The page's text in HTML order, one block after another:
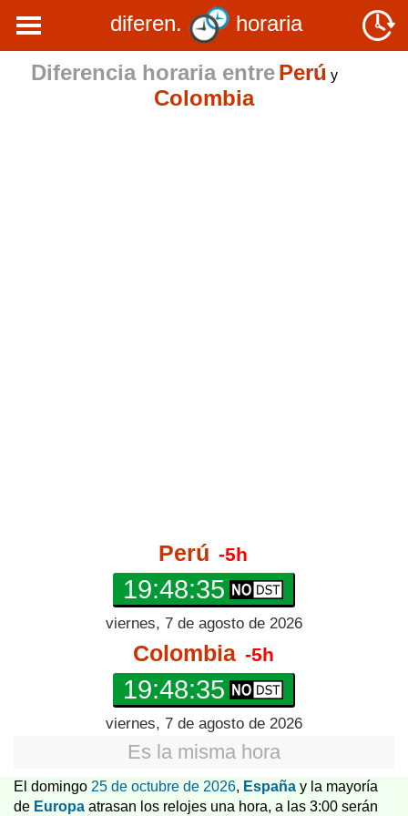
diferen.
horaria
Diferencia horaria entre Perú y
Colombia
Perú -5h
19:48:35
viernes, 7 de agosto de 2026
Colombia -5h
19:48:35
viernes, 7 de agosto de 2026
Es la misma hora
El domingo 25 de octubre de 2026, España y la mayoría
de Europa atrasan los relojes una hora, a las 3:00 serán